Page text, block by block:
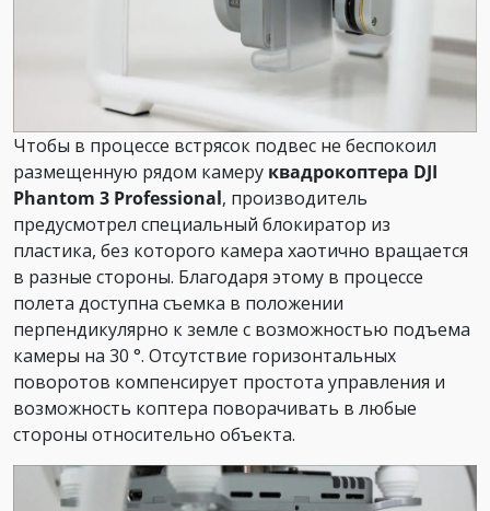
Чтобы в процессе встрясок подвес не беспокоил
размещенную рядом камеру квадрокоптера DJI
Phantom 3 Professional, производитель
предусмотрел специальный блокиратор из
пластика, без которого камера хаотично вращается
в разные стороны. Благодаря этому в процессе
полета доступна съемка в положении
перпендикулярно к земле с возможностью подъема
камеры на 30 °. Отсутствие горизонтальных
поворотов компенсирует простота управления и
возможность коптера поворачивать в любые
стороны относительно объекта.